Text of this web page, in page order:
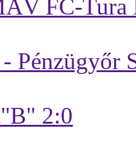
FC-Tura
Pénzügyőr
2:0